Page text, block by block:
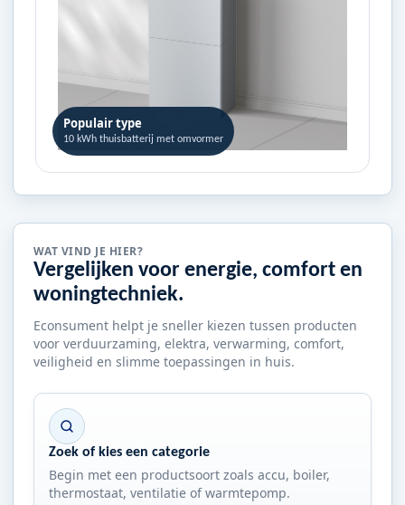
Populair type
10 kWh thuisbatterij met omvormer
WAT VIND JE HIER?
Vergelijken voor energie, comfort en
woningtechniek.
Econsument helpt je sneller kiezen tussen producten
voor verduurzaming, elektra, verwarming, comfort,
veiligheid en slimme toepassingen in huis.
Zoek of kies een categorie
Begin met een productsoort zoals accu, boiler,
thermostaat, ventilatie of warmtepomp.